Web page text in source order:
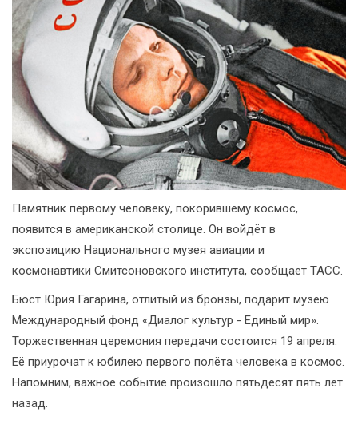
Памятник первому человеку, покорившему космос,
появится в американской столице. Он войдёт в
экспозицию Национального музея авиации и
космонавтики Смитсоновского института, сообщает ТАСС.
Бюст Юрия Гагарина, отлитый из бронзы, подарит музею
Международный фонд «Диалог культур - Единый мир».
Торжественная церемония передачи состоится 19 апреля.
Её приурочат к юбилею первого полёта человека в космос.
Напомним, важное событие произошло пятьдесят пять лет
назад.